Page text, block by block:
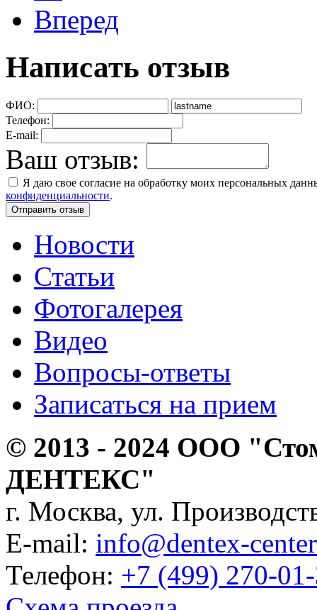
Вперед
Написать отзыв
ФИО:
Телефон:
E-mail:
Ваш отзыв:
Я даю свое согласие на обработку моих персональных
конфиденциальности.
Новости
Статьи
Фотогалерея
Видео
Вопросы-ответы
Записаться на прием
© 2013 - 2024 ООО
ДЕНТЕКС"
г. Москва, ул.
E-mail: info@dentex-
Телефон: +7 (499) 270-